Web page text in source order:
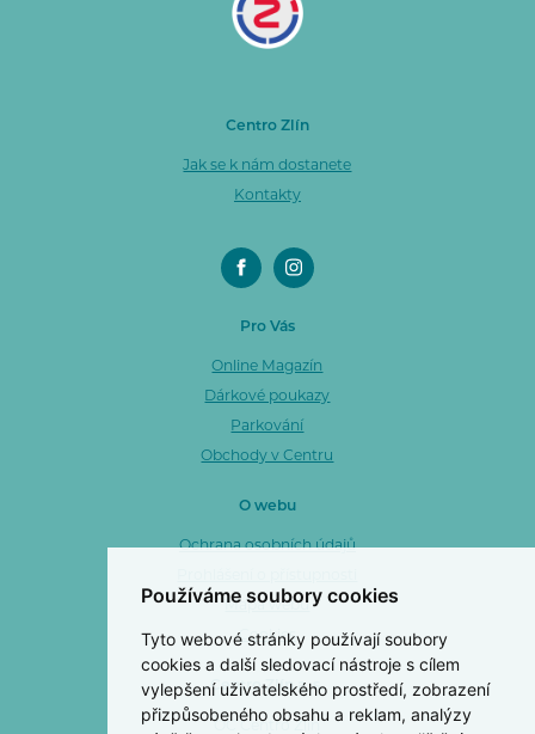
Používáme soubory cookies
Tyto webové stránky používají soubory
cookies a další sledovací nástroje s cílem
vylepšení uživatelského prostředí, zobrazení
přizpůsobeného obsahu a reklam, analýzy
Centro Zlín
Jak se k nám dostanete
Kontakty
Pro Vás
Online Magazín
Dárkové poukazy
Parkování
Obchody v Centru
O webu
Ochrana osobních údajů
Mapa webu
Cookies
Centro Zlín a. s.
OC Centro Zlín